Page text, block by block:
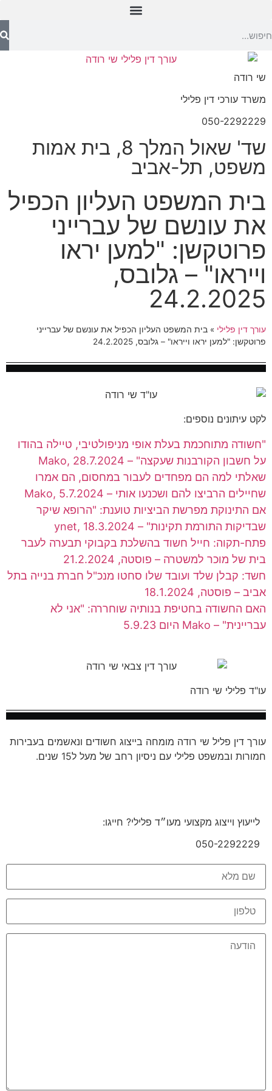
שי רודה
משרד עורכי דין פלילי
050-2292229
שד' שאול המלך 8, בית אמות
משפט, תל-אביב
בית המשפט העליון הכפיל
את עונשם של עברייני
פרוטקשן: "למען יראו
וייראו" – גלובס,
24.2.2025
עורך דין פלילי » בית המשפט העליון הכפיל את עונשם של עברייני
פרוטקשן: "למען יראו וייראו" – גלובס, 24.2.2025
לקט עיתונים נוספים:
"חשודה מתוחכמת בעלת אופי מניפולטיבי, טיילה בהודו
על חשבון הקורבנות שעקצה" – Mako, 28.7.2024
שאלתי למה הם מפחדים לעבור במחסום, הם אמרו
שחיילים הרביצו להם ושכנעו אותי – Mako, 5.7.2024
אם התינוקת מפרשת הביציות טוענת: "הרופא שיקר
שבדיקות התורמת תקינות" – ynet, 18.3.2024
פתח-תקוה: חייל חשוד בהשלכת בקבוקי תבערה לעבר
בית של מוכר למשטרה – פוסטה, 21.2.2024
חשד: קבלן שלד ועובד שלו סחטו מנכ"ל חברת בנייה בתל
אביב – פוסטה, 18.1.2024
האם החשודה בחטיפת בנותיה שוחררה: "אני לא
עבריינית" – Mako היום 5.9.23
עו"ד פלילי שי רודה
עורך דין פליל שי רודה מומחה בייצוג חשודים ונאשמים בעבירות
חמורות ובמשפט פלילי עם ניסיון רחב של מעל ל15 שנים.
לייעוץ וייצוג מקצועי מעו״ד פלילי? חייגו:
050-2292229